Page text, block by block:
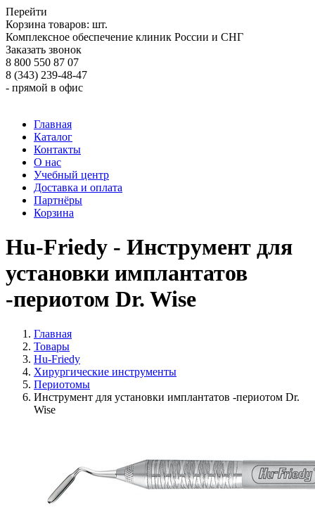
Перейти
Корзина товаров: шт.
Комплексное обеспечение клиник России и СНГ
Заказать звонок
8 800 550 87 07
8 (343) 239-48-47
- прямой в офис
Главная
Каталог
Контакты
О нас
Учебный центр
Доставка и оплата
Партнёры
Корзина
Hu-Friedy - Инструмент для
установки имплантатов
-периотом Dr. Wise
Главная
Товары
Hu-Friedy
Хирургические инструменты
Периотомы
Инструмент для установки имплантатов -периотом Dr.
Wise